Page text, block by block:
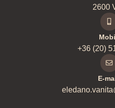
2600
+36 (20)
E-